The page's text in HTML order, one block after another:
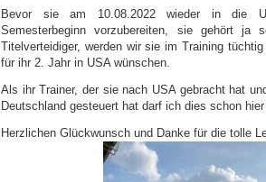
Bevor sie am 10.08.2022 wieder in die
Semesterbeginn vorzubereiten, sie gehört ja
Titelverteidiger, werden wir sie im Training
für ihr 2. Jahr in USA wünschen.
Als ihr Trainer, der sie nach USA gebracht hat
Deutschland gesteuert hat darf ich dies schon
Herzlichen Glückwunsch und Danke für die tolle